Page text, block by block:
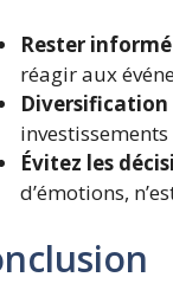
Rester
réagir aux
Diversification
Évitez les
d’émotions,